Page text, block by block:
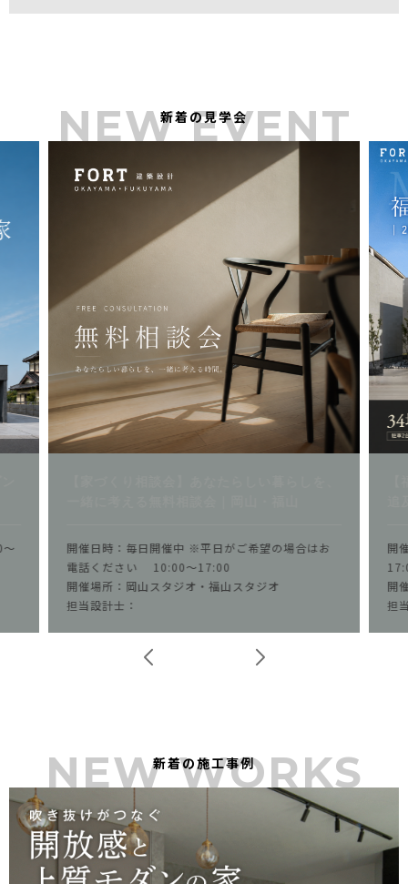
NEW EVENT
新着の見学会
開催日時： 毎日開催中 ※平日がご希望の場合はお
電話ください
10:00～17:00
開催場所：岡山スタジオ・福山スタジオ
担当設計士：
開
開
担
NEW WORKS
新着の施工事例